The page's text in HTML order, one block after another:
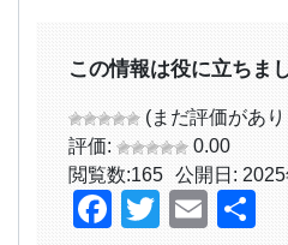
この情報は役に立ちま
(まだ評価があ
評価:
0.00
閲覧数:165 公開日:
Facebook
TwitterEmail